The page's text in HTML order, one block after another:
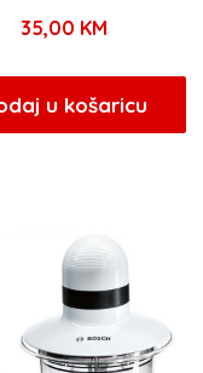
35,00 KM
u košaricu